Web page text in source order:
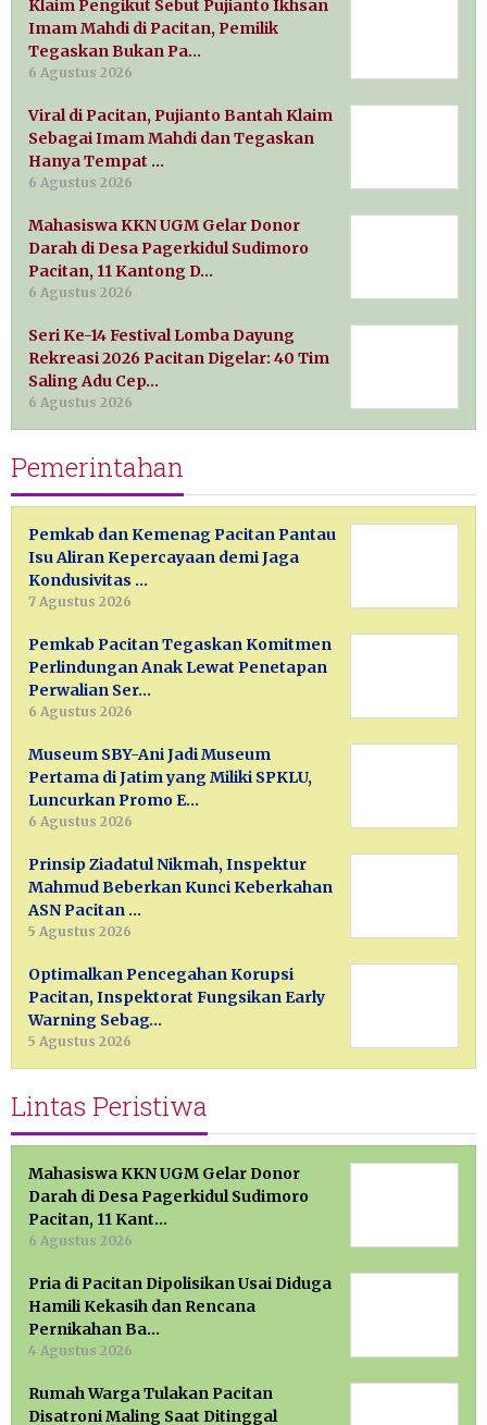
Klaim Pengikut Sebut Pujianto Ikhsan
Imam Mahdi di Pacitan, Pemilik
Tegaskan Bukan Pa…
6 Agustus 2026
Viral di Pacitan, Pujianto Bantah Klaim
Sebagai Imam Mahdi dan Tegaskan
Hanya Tempat …
6 Agustus 2026
Mahasiswa KKN UGM Gelar Donor
Darah di Desa Pagerkidul Sudimoro
Pacitan, 11 Kantong D…
6 Agustus 2026
Seri Ke-14 Festival Lomba Dayung
Rekreasi 2026 Pacitan Digelar: 40 Tim
Saling Adu Cep…
6 Agustus 2026
Pemerintahan
Pemkab dan Kemenag Pacitan Pantau
Isu Aliran Kepercayaan demi Jaga
Kondusivitas …
7 Agustus 2026
Pemkab Pacitan Tegaskan Komitmen
Perlindungan Anak Lewat Penetapan
Perwalian Ser…
6 Agustus 2026
Museum SBY-Ani Jadi Museum
Pertama di Jatim yang Miliki SPKLU,
Luncurkan Promo E…
6 Agustus 2026
Prinsip Ziadatul Nikmah, Inspektur
Mahmud Beberkan Kunci Keberkahan
ASN Pacitan …
5 Agustus 2026
Optimalkan Pencegahan Korupsi
Pacitan, Inspektorat Fungsikan Early
Warning Sebag…
5 Agustus 2026
Lintas Peristiwa
Mahasiswa KKN UGM Gelar Donor
Darah di Desa Pagerkidul Sudimoro
Pacitan, 11 Kant…
6 Agustus 2026
Pria di Pacitan Dipolisikan Usai Diduga
Hamili Kekasih dan Rencana
Pernikahan Ba…
4 Agustus 2026
Rumah Warga Tulakan Pacitan
Disatroni Maling Saat Ditinggal